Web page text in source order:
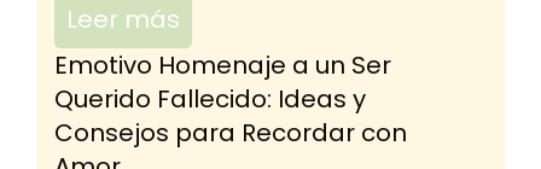
Leer más
Emotivo Homenaje a un Ser
Querido Fallecido: Ideas y
Consejos para Recordar con